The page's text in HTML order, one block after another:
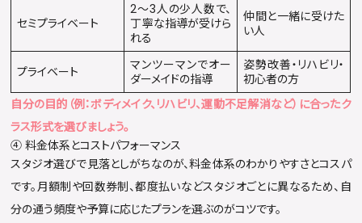
セミプライベート
2〜3人の少人数で、
丁寧な指導が受けら
れる
仲間と一緒に受けた
い人
プライベート
マンツーマンでオー
ダーメイドの指導
姿勢改善・リハビリ・
初心者の方
自分の目的（例：ボディメイク、リハビリ、運動不足解消など）に合ったク
ラス形式を選びましょう。
④ 料金体系とコストパフォーマンス
スタジオ選びで見落としがちなのが、料金体系のわかりやすさとコスパ
です。月額制や回数券制、都度払いなどスタジオごとに異なるため、自
分の通う頻度や予算に応じたプランを選ぶのがコツです。